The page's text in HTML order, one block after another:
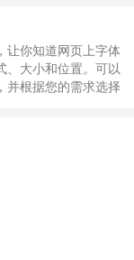
请查看开发者的另
……继续阅读
让你知道网页上字体
、大小和位置。可以
并根据您的需求选择